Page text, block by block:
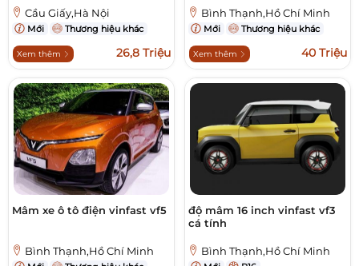
Cầu Giấy,Hà Nội
Mới Thương hiệu khác
Xem thêm 26,8 Triệu
Bình Thạnh,Hồ Chí Minh
Mới Thương hiệu khác
Xem thêm 40 Triệu
Mâm xe ô tô điện vinfast vf5
Bình Thạnh,Hồ Chí Minh
độ mâm 16 inch vinfast vf3
cá tính
Bình Thạnh,Hồ Chí Minh